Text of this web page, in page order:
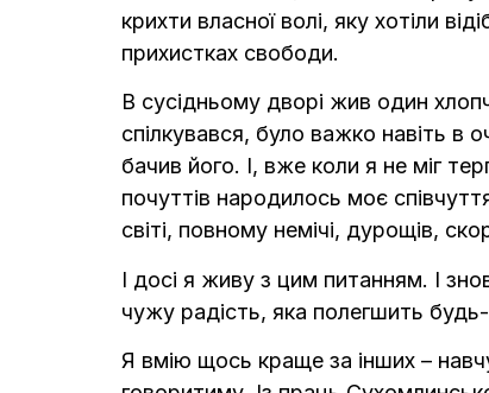
крихти власної волі, яку хотіли
прихистках свободи.
В сусідньому дворі жив один
спілкувався, було важко навіть
бачив його. І, вже коли я не міг
почуттів народилось моє
світі, повному немічі, дурощів,
І досі я живу з цим питанням. І
чужу радість, яка полегшить
Я вмію щось краще за інших –